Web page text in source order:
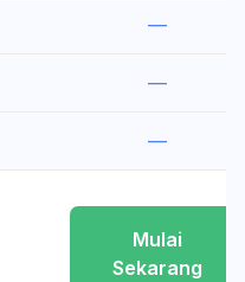
—
—
—
Mulai
Sekarang